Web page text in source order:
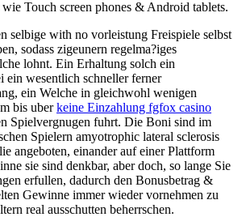
Touch screen phones & Android tablets.
selbige with no vorleistung Freispiele selbst
sodass zigeunern regelma?iges
lohnt. Ein Erhaltung solch ein
ein wesentlich schneller ferner
ein Welche in gleichwohl wenigen
bis uberkeine Einzahlung fgfox casino
Spielvergnugen fuhrt. Die Boni sind im
Spielern amyotrophic lateral sclerosis
angeboten, einander auf einer Plattform
sie sind denkbar, aber doch, so lange Sie
erfullen, dadurch den Bonusbetrag &
Gewinne immer wieder vornehmen zu
real ausschutten beherrschen.